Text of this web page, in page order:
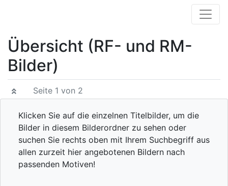
Übersicht (RF- und RM-
Bilder)
Seite 1 von 2
Klicken Sie auf die einzelnen Titelbilder, um die
Bilder in diesem Bilderordner zu sehen oder
suchen Sie rechts oben mit Ihrem Suchbegriff aus
allen zurzeit hier angebotenen Bildern nach
passenden Motiven!